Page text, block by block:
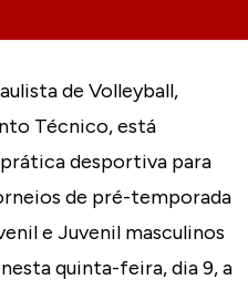
de Volleyball,
Técnico, está
desportiva para
de pré-temporada
e Juvenil masculinos
quinta-feira, dia 9, a